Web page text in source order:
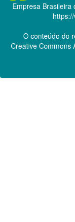
Empresa Brasileira
O conteúdo do
Creative Commons